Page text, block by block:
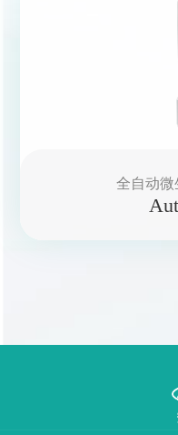
全自动